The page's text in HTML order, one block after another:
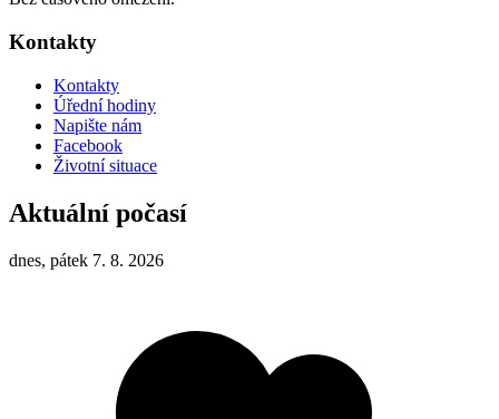
Kontakty
Kontakty
Úřední hodiny
Napište nám
Facebook
Životní situace
Aktuální počasí
dnes, pátek 7. 8. 2026